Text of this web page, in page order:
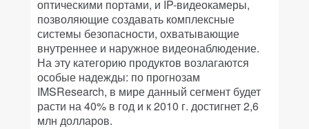
оптическими портами, и IP-видеокамеры,
позволяющие создавать комплексные
системы безопасности, охватывающие
внутреннее и наружное видеонаблюдение.
На эту категорию продуктов возлагаются
особые надежды: по прогнозам
IMSResearch, в мире данный сегмент будет
расти на 40% в год и к 2010 г. достигнет 2,6
млн долларов.